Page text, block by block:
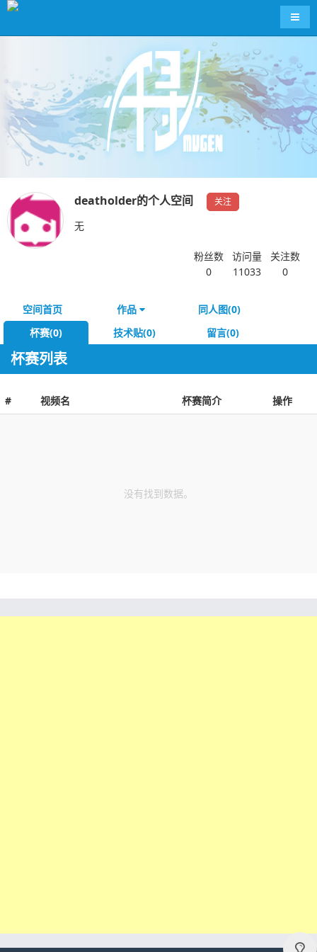
导航
deatholder的个人空间 关注
无
粉丝数
0
访问量
11033
关注数
0
空间首页 作品
同人图(0)
杯赛(0)
技术贴(0) 留言(0)
杯赛列表
# 视频名 杯赛简介 操作
没有找到数据。